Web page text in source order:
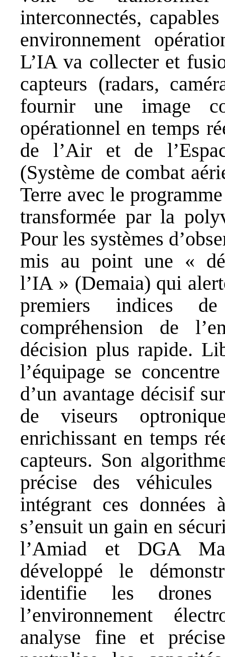
interconnectés,
environnement
L’IA va collecter et
capteurs (radars,
fournir une image
opérationnel en temps
de l’Air et de
(Système de combat
Terre avec le
transformée par la
Pour les systèmes
mis au point une «
l’IA » (Demaia) qui
premiers indices
compréhension de
décision plus rapide.
l’équipage se
d’un avantage décisif
de viseurs
enrichissant en temps
capteurs. Son
précise des
intégrant ces données
s’ensuit un gain en
l’Amiad et DGA
développé le
identifie les
l’environnement
analyse fine et